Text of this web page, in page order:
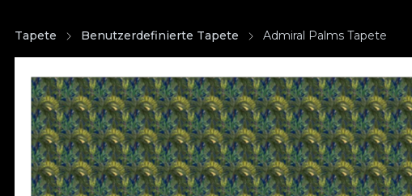
Tapete Benutzerdefinierte Tapete Admiral Palms Tapete